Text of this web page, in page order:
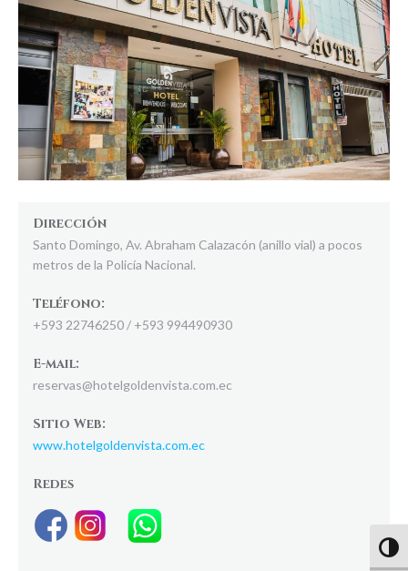
Dirección
Santo Domingo, Av. Abraham Calazacón (anillo vial) a pocos
metros de la Policía Nacional.
Teléfono:
+593 22746250 / +593 994490930
E-mail:
reservas@hotelgoldenvista.com.ec
Sitio Web:
www.hotelgoldenvista.com.ec
Redes